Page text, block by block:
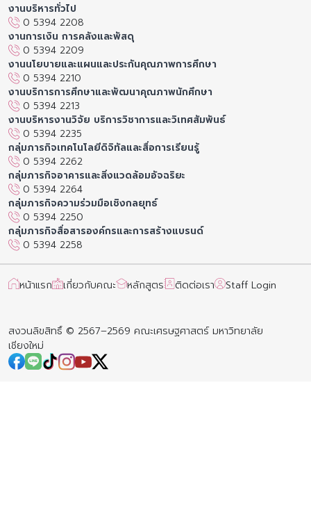
งานบริหารทั่วไป
0 5394 2208
งานการเงิน การคลังและพัสดุ
0 5394 2209
งานนโยบายและแผนและประกันคุณภาพการศึกษา
0 5394 2210
งานบริการการศึกษาและพัฒนาคุณภาพนักศึกษา
0 5394 2213
งานบริหารงานวิจัย บริการวิชาการและวิเทศสัมพันธ์
0 5394 2235
กลุ่มภารกิจเทคโนโลยีดิจิทัลและสื่อการเรียนรู้
0 5394 2262
กลุ่มภารกิจอาคารและสิ่งแวดล้อมอัจฉริยะ
0 5394 2264
กลุ่มภารกิจความร่วมมือเชิงกลยุทธ์
0 5394 2250
กลุ่มภารกิจสื่อสารองค์กรและการสร้างแบรนด์
0 5394 2258
หน้าแรก เกี่ยวกับคณะ หลักสูตร ติดต่อเรา Staff Login
สงวนลิขสิทธิ์ © 2567–2569 คณะเศรษฐศาสตร์ มหาวิทยาลัย
เชียงใหม่